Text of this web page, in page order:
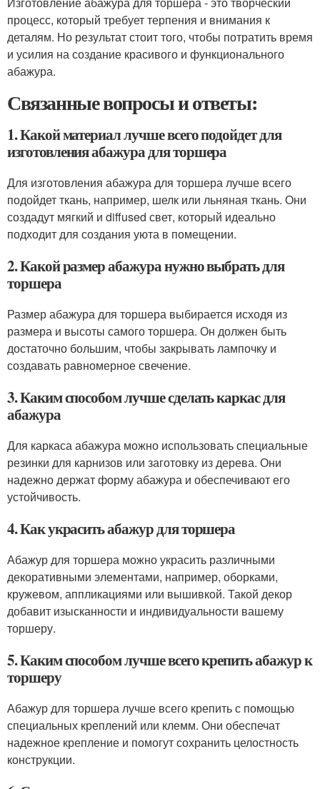
процесс, который требует терпения и внимания к
деталям. Но результат стоит того, чтобы потратить время
и усилия на создание красивого и функционального
абажура.
Связанные вопросы и ответы:
1. Какой материал лучше всего подойдет для
изготовления абажура для торшера
Для изготовления абажура для торшера лучше всего
подойдет ткань, например, шелк или льняная ткань. Они
создадут мягкий и diffused свет, который идеально
подходит для создания уюта в помещении.
2. Какой размер абажура нужно выбрать для
торшера
Размер абажура для торшера выбирается исходя из
размера и высоты самого торшера. Он должен быть
достаточно большим, чтобы закрывать лампочку и
создавать равномерное свечение.
3. Каким способом лучше сделать каркас для
абажура
Для каркаса абажура можно использовать специальные
резинки для карнизов или заготовку из дерева. Они
надежно держат форму абажура и обеспечивают его
устойчивость.
4. Как украсить абажур для торшера
Абажур для торшера можно украсить различными
декоративными элементами, например, оборками,
кружевом, аппликациями или вышивкой. Такой декор
добавит изысканности и индивидуальности вашему
торшеру.
5. Каким способом лучше всего крепить абажур к
торшеру
Абажур для торшера лучше всего крепить с помощью
специальных креплений или клемм. Они обеспечат
надежное крепление и помогут сохранить целостность
конструкции.